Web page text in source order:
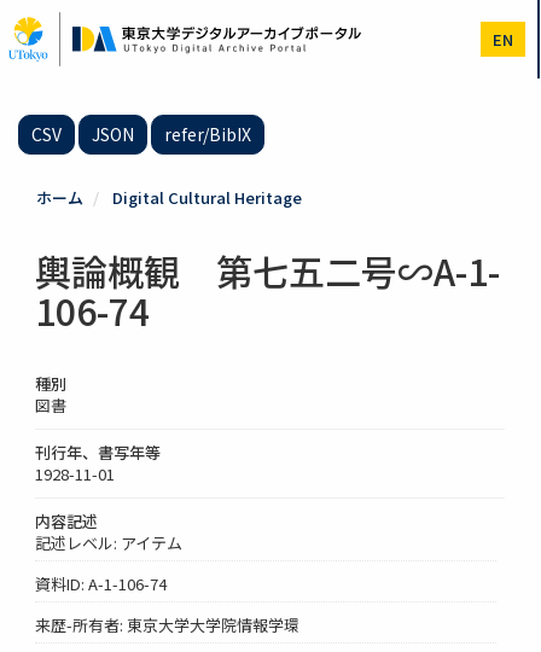
イ
ン
EN
CSV JSON refer/BibIX
ホーム Digital Cultural Heritage
輿論概観 第七五二号∽A-1-
106-74
種別
図書
刊行年、書写年等
1928-11-01
内容記述
記述レベル: アイテム
資料ID: A-1-106-74
来歴-所有者: 東京大学大学院情報学環